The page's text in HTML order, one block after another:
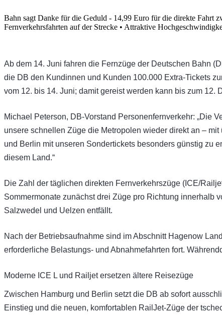
Bahn sagt Danke für die Geduld - 14,99 Euro für die direkte Fahrt
Fernverkehrsfahrten auf der Strecke • Attraktive
Ab dem 14. Juni fahren die Fernzüge der Deutschen Bahn
die DB den Kundinnen und Kunden 100.000 Extra-Tickets
vom 12. bis 14. Juni; damit gereist werden kann bis zum 12.
Michael Peterson, DB-Vorstand Personenfernverkehr: „Die
unsere schnellen Züge die Metropolen wieder direkt an –
und Berlin mit unseren Sondertickets besonders günstig zu
diesem Land.“
Die Zahl der täglichen direkten Fernverkehrszüge (ICE/
Sommermonate zunächst drei Züge pro Richtung innerhalb
Salzwedel und Uelzen entfällt.
Nach der Betriebsaufnahme sind im Abschnitt Hagenow
erforderliche Belastungs- und Abnahmefahrten fort.
Moderne ICE L und Railjet ersetzen ältere Reisezüge
Zwischen Hamburg und Berlin setzt die DB ab sofort
Einstieg und die neuen, komfortablen RailJet-Züge der